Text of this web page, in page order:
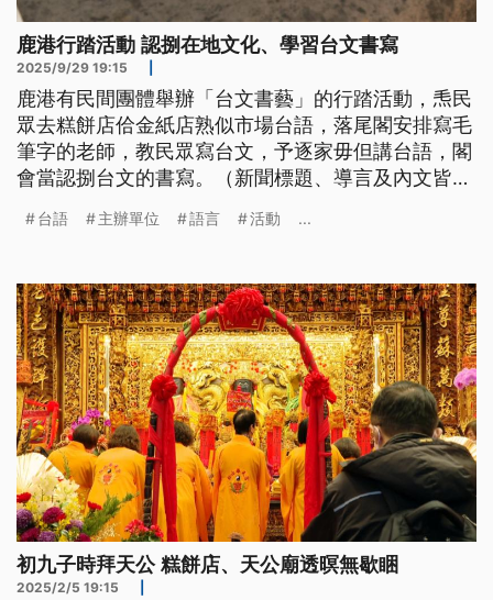
鹿港行踏活動 認捌在地文化、學習台文書寫
2025/9/29 19:15
鹿港有民間團體舉辦「台文書藝」的行踏活動，𤆬民
眾去糕餅店佮金紙店熟似市場台語，落尾閣安排寫毛
筆字的老師，教民眾寫台文，予逐家毋但講台語，閣
會當認捌台文的書寫。（新聞標題、導言及內文皆為
台語 主辦單位 語言 活動 ...
初九子時拜天公 糕餅店、天公廟透暝無歇睏
2025/2/5 19:15